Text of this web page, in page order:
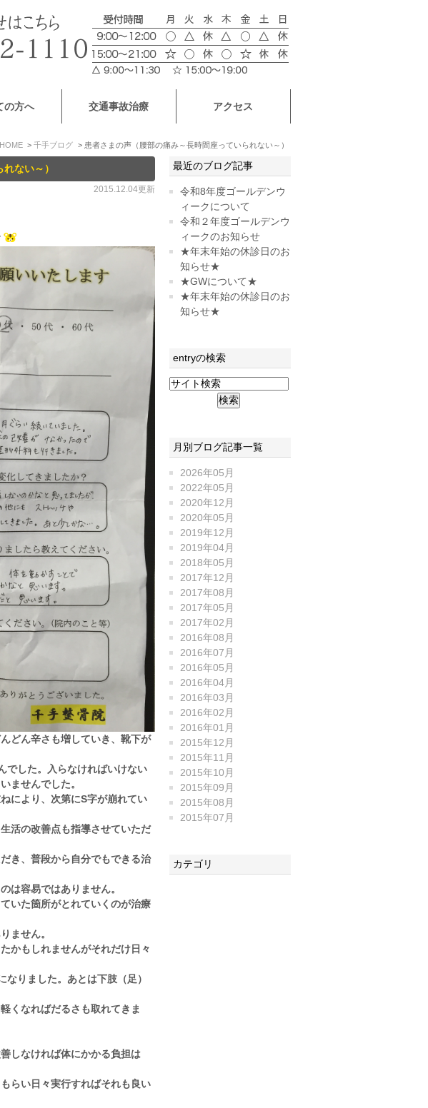
の方へ 交通事故治療 アクセス
HOME 千手ブログ 患者さまの声（腰部の痛み～長時間座っていられない～）
ない～）
2015.12.04更新
どん辛さも増していき、靴下が
でした。入らなければいけない
ませんでした。
により、次第にS字が崩れてい
活の改善点も指導させていただ
き、普段から自分でもできる治
は容易ではありません。
いた箇所がとれていくのが治療
ません。
かもしれませんがそれだけ日々
りました。あとは下肢（足）
くなればだるさも取れてきま
しなければ体にかかる負担は
らい日々実行すればそれも良い
最近のブログ記事
令和8年度ゴールデンウ
ィークについて
令和２年度ゴールデンウ
ィークのお知らせ
★年末年始の休診日のお
知らせ★
★GWについて★
★年末年始の休診日のお
知らせ★
entryの検索
月別ブログ記事一覧
2026年05月
2022年05月
2020年12月
2020年05月
2019年12月
2019年04月
2018年05月
2017年12月
2017年08月
2017年05月
2017年02月
2016年08月
2016年07月
2016年05月
2016年04月
2016年03月
2016年02月
2016年01月
2015年12月
2015年11月
2015年10月
2015年09月
2015年08月
2015年07月
カテゴリ